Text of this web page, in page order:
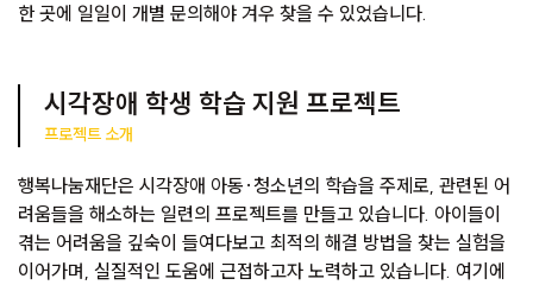
한 곳에 일일이 개별 문의해야 겨우 찾을 수 있었습니다.
시각장애 학생 학습 지원 프로젝트
프로젝트 소개
행복나눔재단은 시각장애 아동·청소년의 학습을 주제로, 관련된 어
려움들을 해소하는 일련의 프로젝트를 만들고 있습니다. 아이들이
겪는 어려움을 깊숙이 들여다보고 최적의 해결 방법을 찾는 실험을
이어가며, 실질적인 도움에 근접하고자 노력하고 있습니다. 여기에